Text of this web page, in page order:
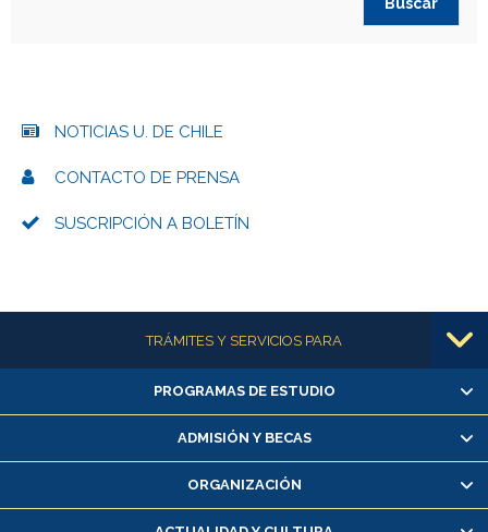
NOTICIAS U. DE CHILE
CONTACTO DE PRENSA
SUSCRIPCIÓN A BOLETÍN
Más informaciónTRÁMITES Y SERVICIOS PARA
Alumnas/os y exalumnas/os
Matrícula en línea
Inscripción y cambio de asignaturas
Consulta y certificado de notas
PROGRAMAS DE ESTUDIO
ADMISIÓN Y BECAS
ORGANIZACIÓN